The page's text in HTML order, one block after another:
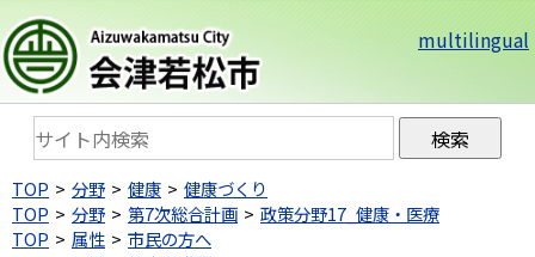
multilingual
TOP 分野 健康
健康づくり
TOP
分野 第7次総合計画
政策分野17_健康・医療
TOP
属性
市民の方へ